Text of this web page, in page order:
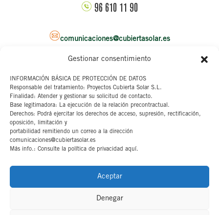
Gestionar consentimiento
INFORMACIÓN BÁSICA DE PROTECCIÓN DE DATOS
Responsable del tratamiento: Proyectos Cubierta Solar S.L.
Finalidad: Atender y gestionar su solicitud de contacto.
Base legitimadora: La ejecución de la relación precontractual.
Derechos: Podrá ejercitar los derechos de acceso, supresión, rectificación,
oposición, limitación y
portabilidad remitiendo un correo a la dirección
comunicaciones@cubiertasolar.es
Más info.: Consulte la política de privacidad aquí.
Aceptar
Denegar
96 610 11 90
comunicaciones@cubiertasolar.es
Sede corporativa
C/ Pascual y Genis, 20
4ª planta
46002 Valencia
Aviso legal
Canal interno